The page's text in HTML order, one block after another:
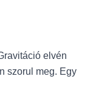
elvén
szorul meg. Egy